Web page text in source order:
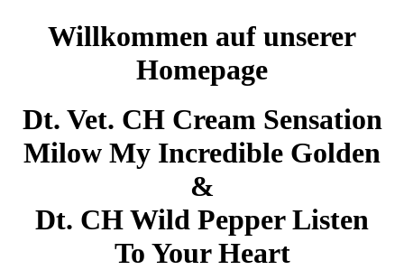
Willkommen auf unserer
Homepage
Dt. Vet. CH Cream Sensation
Milow My Incredible Golden
&
Dt. CH Wild Pepper Listen
To Your Heart